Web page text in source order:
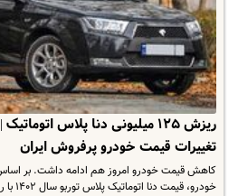
ریزش ۱۲۵ میلیونی دنا پلاس اتوماتیک |
تغییرات قیمت خودرو پرفروش ایران
کاهش قیمت خودرو امروز هم ادامه داشت. بر
خودرو، قیمت دنا اتوماتیک پلاس توربو سال ۱۴۰۲ با ریزش ۲…